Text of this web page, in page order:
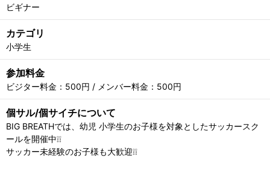
ビギナー
カテゴリ
小学生
参加料金
ビジター料金：500円 / メンバー料金：500円
個サル/個サイチについて
BIG BREATHでは、幼児 小学生のお子様を対象としたサッカースク
ールを開催中❕❕
サッカー未経験のお子様も大歓迎❕❕